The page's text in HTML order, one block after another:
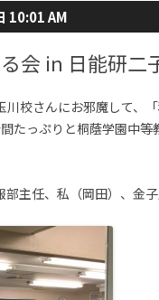
10:01 AM
会 in 日能研二
校さんにお邪魔して、
たっぷりと桐蔭学園中
主任、私（岡田）、金子